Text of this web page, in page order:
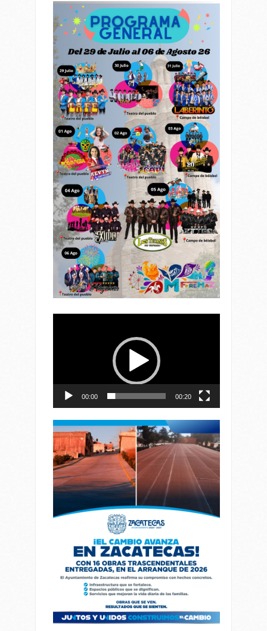
00:00 00:20